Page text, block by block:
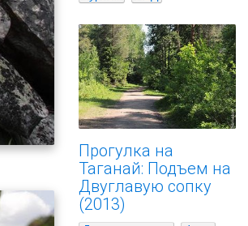
Прогулка на
Таганай: Подъем на
Двуглавую сопку
(2013)